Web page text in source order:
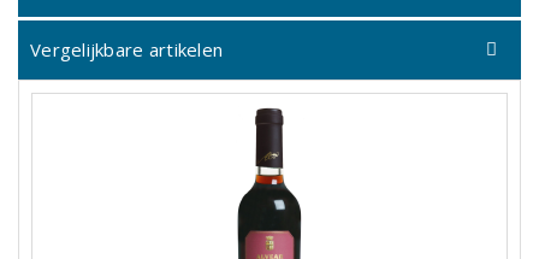
Vergelijkbare artikelen